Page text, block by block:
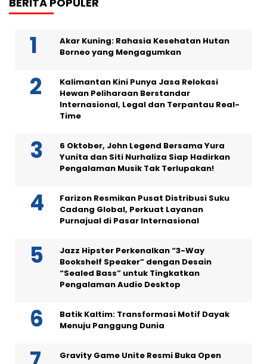
Akar Kuning: Rahasia Kesehatan Hutan
Borneo yang Mengagumkan
Kalimantan Kini Punya Jasa Relokasi
Hewan Peliharaan Berstandar
Internasional, Legal dan Terpantau Real-
Time
6 Oktober, John Legend Bersama Yura
Yunita dan Siti Nurhaliza Siap Hadirkan
Pengalaman Musik Tak Terlupakan!
Farizon Resmikan Pusat Distribusi Suku
Cadang Global, Perkuat Layanan
Purnajual di Pasar Internasional
Jazz Hipster Perkenalkan “3-Way
Bookshelf Speaker” dengan Desain
“Sealed Bass” untuk Tingkatkan
Pengalaman Audio Desktop
Batik Kaltim: Transformasi Motif Dayak
Menuju Panggung Dunia
Gravity Game Unite Resmi Buka Open